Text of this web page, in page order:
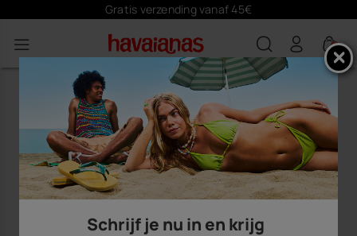
Gratis verzending vanaf 45€
0
Schrijf je nu in en krijg